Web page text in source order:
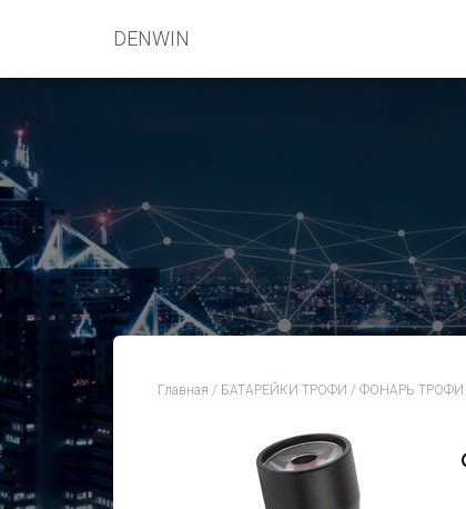
DENWIN
Главная / БАТАРЕЙКИ ТРОФИ / ФОНАРЬ ТРОФИ